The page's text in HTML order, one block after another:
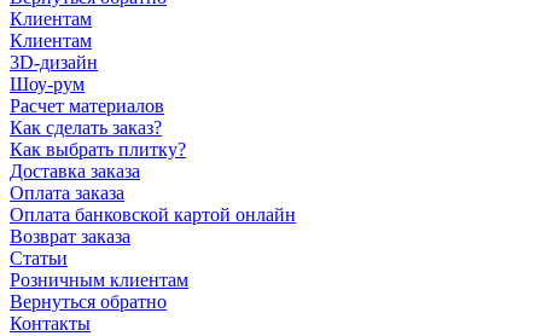
Клиентам
Клиентам
3D-дизайн
Шоу-рум
Расчет материалов
Как сделать заказ?
Как выбрать плитку?
Доставка заказа
Оплата заказа
Оплата банковской картой онлайн
Возврат заказа
Статьи
Розничным клиентам
Вернуться обратно
Контакты